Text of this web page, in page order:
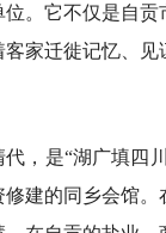
。它不仅是自
家迁徙记忆、见
，是“湖广填四
建的同乡会馆。